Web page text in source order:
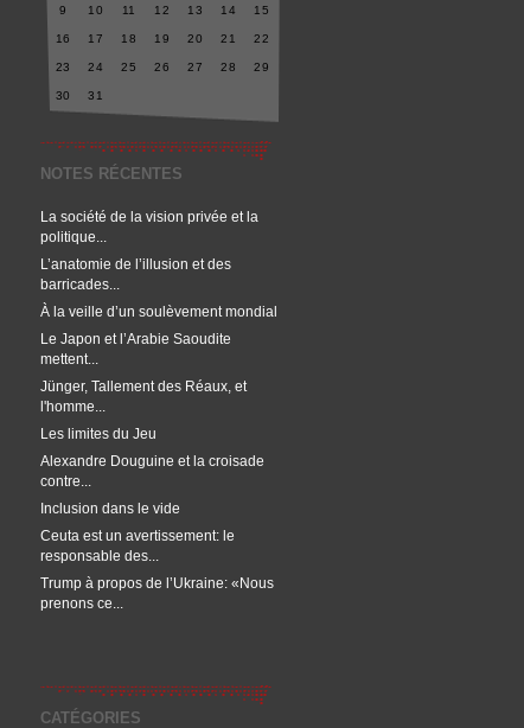
9 10 11 12 13 14 15
16 17 18 19 20 21 22
23 24 25 26 27 28 29
30 31
NOTES RÉCENTES
La société de la vision privée et la
politique...
L’anatomie de l’illusion et des
barricades...
À la veille d’un soulèvement mondial
Le Japon et l’Arabie Saoudite
mettent...
Jünger, Tallement des Réaux, et
l'homme...
Les limites du Jeu
Alexandre Douguine et la croisade
contre...
Inclusion dans le vide
Ceuta est un avertissement: le
responsable des...
Trump à propos de l’Ukraine: «Nous
prenons ce...
CATÉGORIES